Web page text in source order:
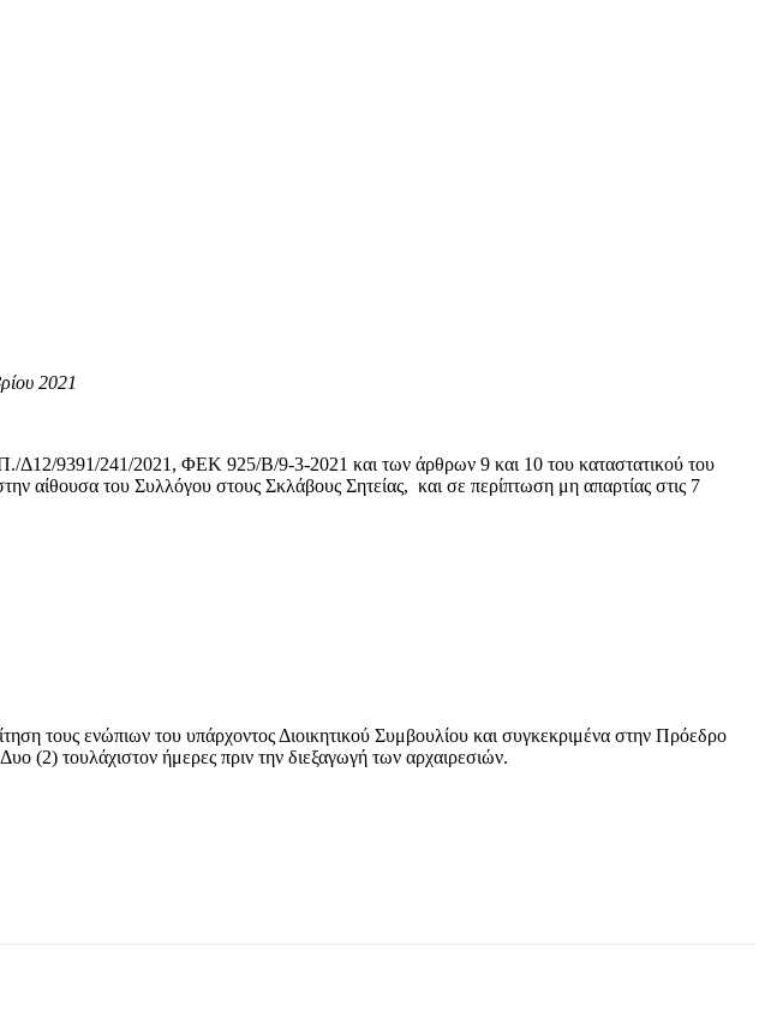
2021
Δ12/9391/241/2021, ΦΕΚ 925/Β/9-3-2021 και των άρθρων 9 και 10 του καταστατικού του
αίθουσα του Συλλόγου στους Σκλάβους Σητείας, και σε περίπτωση μη απαρτίας στις 7
τους ενώπιων του υπάρχοντος Διοικητικού Συμβουλίου και συγκεκριμένα στην Πρόεδρο
τουλάχιστον ήμερες πριν την διεξαγωγή των αρχαιρεσιών.